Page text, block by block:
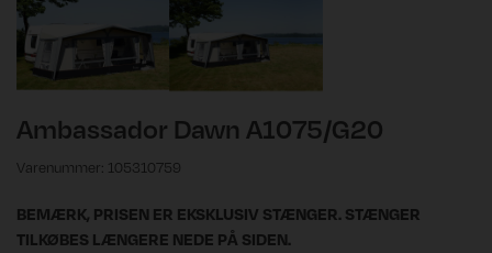
Ambassador Dawn A1075/G20
Varenummer: 105310759
BEMÆRK, PRISEN ER EKSKLUSIV STÆNGER. STÆNGER
TILKØBES LÆNGERE NEDE PÅ SIDEN.